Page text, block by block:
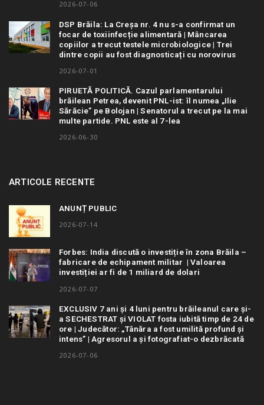
2026-07-06
DSP Brăila: La Creșa nr. 4 nu s-a confirmat un
focar de toxiinfecție alimentară | Mâncarea
copiilor a trecut testele microbiologice | Trei
dintre copii au fost diagnosticați cu norovirus
2026-07-01
PIRUETĂ POLITICĂ. Cazul parlamentarului
brăilean Petrea, devenit PNL-ist: îl numea „Ilie
Sărăcie” pe Bolojan | Senatorul a trecut pe la mai
multe partide. PNL este al 7-lea
2026-06-30
ARTICOLE RECENTE
ANUNȚ PUBLIC
2026-07-14
Forbes: India discută o investiție în zona Brăila –
fabricare de echipament militar | Valoarea
investiției ar fi de 1 miliard de dolari
2026-07-07
EXCLUSIV 7 ani și 4 luni pentru brăileanul care și-
a SECHESTRAT și VIOLAT fosta iubită timp de 24 de
ore | Judecător: „Tânăra a fost umilită profund și
intens” | Agresorul a și fotografiat-o dezbrăcată
2026-07-06